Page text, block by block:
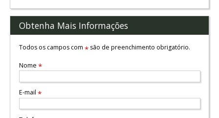
Obtenha Mais Informações
Todos os campos com *são de preenchimento obrigatório.
Nome *
E-mail *